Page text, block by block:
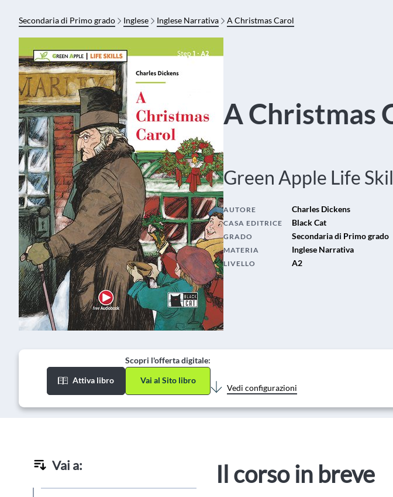
Secondaria di Primo grado Inglese Inglese Narrativa A Christmas Carol
A Christmas
Green Apple Life
AUTORE Charles Dickens
CASA EDITRICE Black Cat
GRADO Secondaria di Primo grado
MATERIA Inglese Narrativa
LIVELLO A2
Attiva libro
Scopri l'offerta digitale:
Vai al Sito libro
Vedi configurazioni
Vai a: Il corso in breve